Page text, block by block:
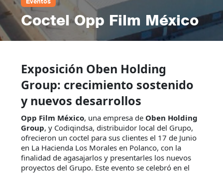
Coctel Opp Film México
Exposición Oben Holding
Group: crecimiento sostenido
y nuevos desarrollos
Opp Film México, una empresa de Oben Holding
Group, y Codiqindsa, distribuidor local del Grupo,
ofrecieron un coctel para sus clientes el 17 de Junio
en La Hacienda Los Morales en Polanco, con la
finalidad de agasajarlos y presentarles los nuevos
proyectos del Grupo. Este evento se celebró en el